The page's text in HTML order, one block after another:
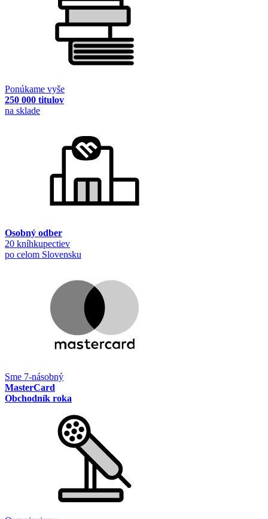
Ponúkame vyše
250 000 titulov
na sklade
Osobný odber
20 kníhkupectiev
po celom Slovensku
Sme 7-násobný
MasterCard
Obchodník roka